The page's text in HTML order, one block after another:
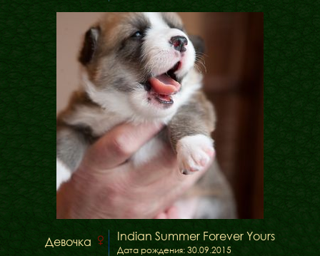
Девочка Indian Summer Forever Yours
Дата рождения: 30.09.2015